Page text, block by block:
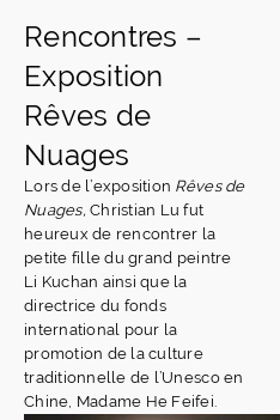
Rencontres –
Exposition
Rêves de
Nuages
Lors de l’exposition Rêves de
Nuages,Christian Lu fut
heureux de rencontrer la
petite fille du grand peintre
Li Kuchan ainsi que la
directrice du fonds
international pour la
promotion de la culture
traditionnelle de l’Unesco en
Chine, Madame He Feifei.